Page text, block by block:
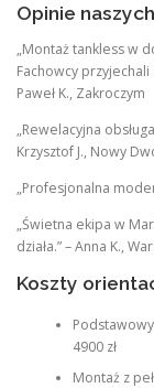
Opinie
„Montaż tankless w
Fachowcy przyjechali
Paweł K., Zakroczym
„Rewelacyjna
Krzysztof J., Nowy
„Profesjonalna
„Świetna ekipa w
działa.” – Anna K.,
Koszty
4900 zł
Montaż z